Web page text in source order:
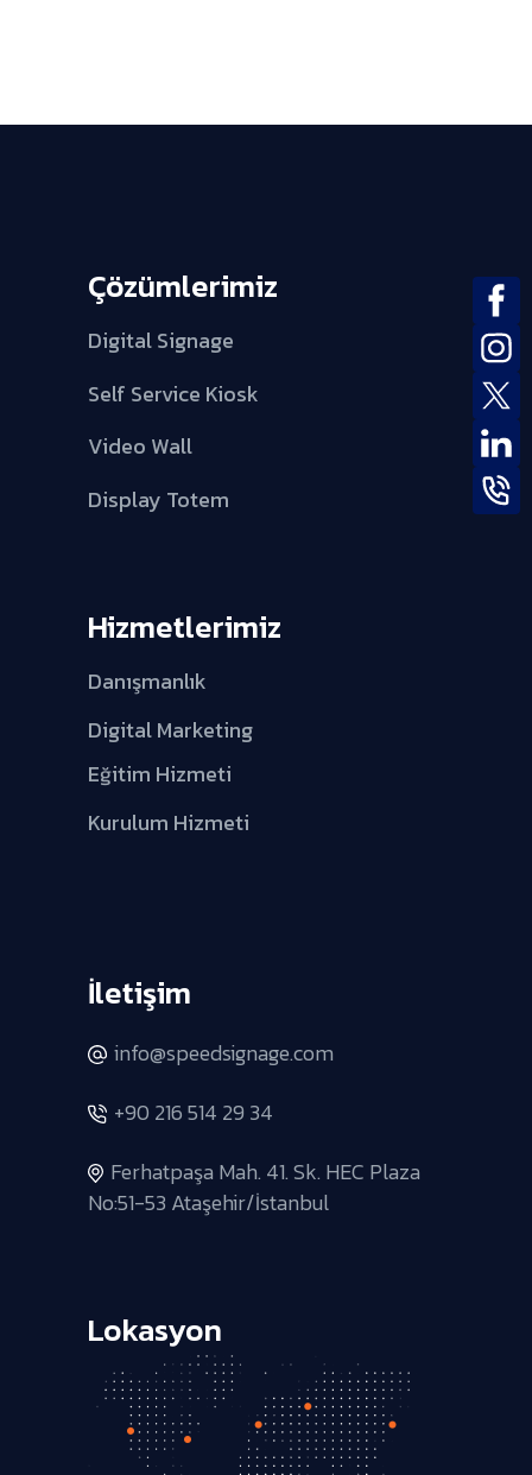
Çözümlerimiz
Digital Signage
Self Service Kiosk
Video Wall
Display Totem
Hizmetlerimiz
Danışmanlık
Digital Marketing
Eğitim Hizmeti
Kurulum Hizmeti
İletişim
info@speedsignage.com
+90 216 514 29 34
Ferhatpaşa Mah. 41. Sk. HEC Plaza
No:51-53 Ataşehir/İstanbul
Lokasyon